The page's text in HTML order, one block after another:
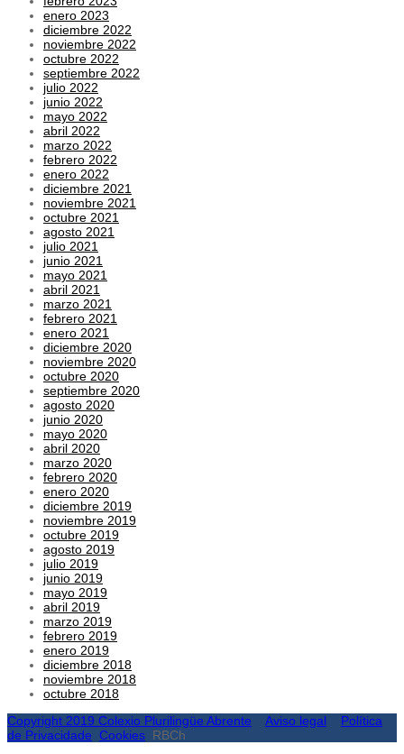
enero 2023
diciembre 2022
noviembre 2022
octubre 2022
septiembre 2022
julio 2022
junio 2022
mayo 2022
abril 2022
marzo 2022
febrero 2022
enero 2022
diciembre 2021
noviembre 2021
octubre 2021
agosto 2021
julio 2021
junio 2021
mayo 2021
abril 2021
marzo 2021
febrero 2021
enero 2021
diciembre 2020
noviembre 2020
octubre 2020
septiembre 2020
agosto 2020
junio 2020
mayo 2020
abril 2020
marzo 2020
febrero 2020
enero 2020
diciembre 2019
noviembre 2019
octubre 2019
agosto 2019
julio 2019
junio 2019
mayo 2019
abril 2019
marzo 2019
febrero 2019
enero 2019
diciembre 2018
noviembre 2018
octubre 2018
Copyright 2019 Colexio Plurilingüe Abrente
Aviso legal
Política
de Privacidade Cookies RBCh